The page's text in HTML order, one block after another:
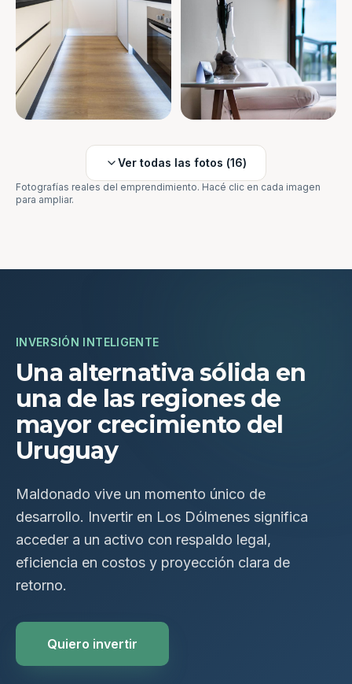
Ver todas las fotos (16)
Fotografías reales del emprendimiento. Hacé clic en cada imagen
para ampliar.
INVERSIÓN INTELIGENTE
Una alternativa sólida en
una de las regiones de
mayor crecimiento del
Uruguay
Maldonado vive un momento único de
desarrollo. Invertir en Los Dólmenes significa
acceder a un activo con respaldo legal,
eficiencia en costos y proyección clara de
retorno.
Quiero invertir